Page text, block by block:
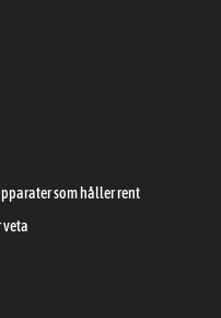
som håller rent